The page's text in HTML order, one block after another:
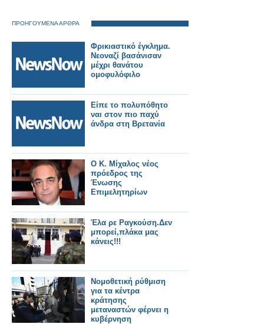
ΠΡΟΗΓΟΥΜΕΝΑ ΑΡΘΡΑ
Φρικιαστικό έγκλημα.
Νεοναζί βασάνισαν
μέχρι θανάτου
ομοφυλόφιλο
Είπε το πολυπόθητο
ναι στον πιο παχύ
άνδρα στη Βρετανία
O Κ. Μίχαλος νέος
πρόεδρος της
Ένωσης
Επιμελητηρίων
Έλα ρε Ραγκούση.Δεν
μπορεί,πλάκα μας
κάνεις!!!
Νομοθετική ρύθμιση
για τα κέντρα
κράτησης
μεταναστών φέρνει η
κυβέρνηση